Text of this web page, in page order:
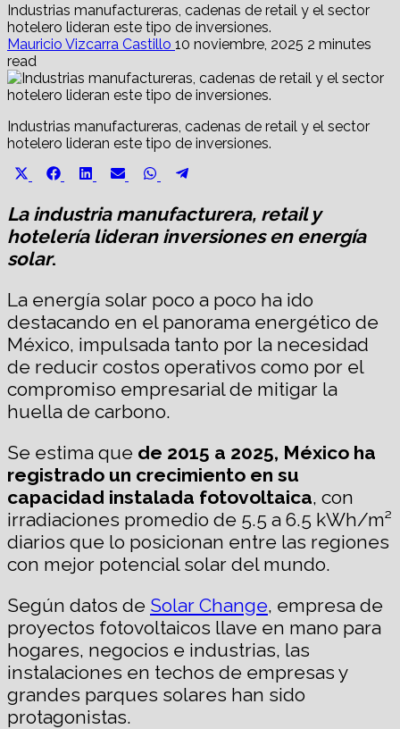
Industrias manufactureras, cadenas de retail y el sector
hotelero lideran este tipo de inversiones.
Mauricio Vizcarra Castillo 10 noviembre, 2025 2 minutes
read
Industrias manufactureras, cadenas de retail y el sector
hotelero lideran este tipo de inversiones.
Share
Share
Facebook
Share
LinkedIn
Share
Email
Share
WhatsApp
La industria manufacturera, retail y
hotelería lideran inversiones en energía
solar.
La energía solar poco a poco ha ido
destacando en el panorama energético de
México, impulsada tanto por la necesidad
de reducir costos operativos como por el
compromiso empresarial de mitigar la
huella de carbono.
Se estima que de 2015 a 2025, México ha
registrado un crecimiento en su
capacidad instalada fotovoltaica, con
irradiaciones promedio de 5.5 a 6.5 kWh/m²
diarios que lo posicionan entre las regiones
con mejor potencial solar del mundo.
Según datos de Solar Change, empresa de
proyectos fotovoltaicos llave en mano para
hogares, negocios e industrias, las
instalaciones en techos de empresas y
grandes parques solares han sido
protagonistas.